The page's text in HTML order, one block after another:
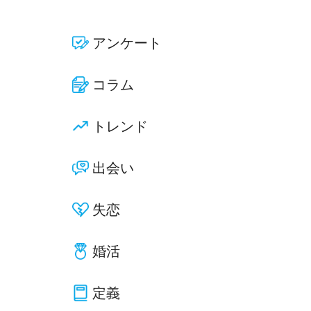
アンケート
コラム
トレンド
出会い
失恋
婚活
定義